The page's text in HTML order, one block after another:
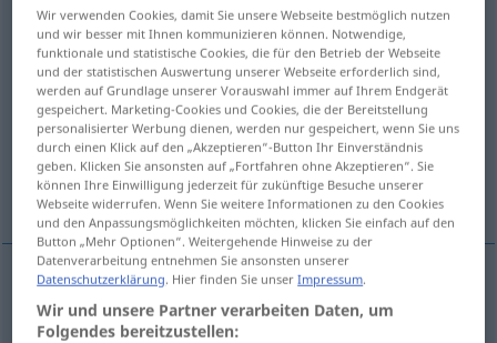
recriminar [rrɛkrimiˈnar]v/t
Übersicht aller Übersetzungen
(Für mehr Details die Übersetzung anklicken/antippen)
jemandem etwas vorwerfen...
jemanden anschuldigen...
Beispiele
recriminar (a/c) aalguien(≈ reprochar)
Wir verwenden Cookies, damit Sie unsere Webseite bestmöglich nutzen
und wir besser mit Ihnen kommunizieren können. Notwendige,
funktionale und statistische Cookies, die für den Betrieb der Webseite
und der statistischen Auswertung unserer Webseite erforderlich sind,
werden auf Grundlage unserer Vorauswahl immer auf Ihrem Endgerät
gespeichert. Marketing-Cookies und Cookies, die der Bereitstellung
personalisierter Werbung dienen, werden nur gespeichert, wenn Sie uns
durch einen Klick auf den „Akzeptieren“-Button Ihr Einverständnis
geben. Klicken Sie ansonsten auf „Fortfahren ohne Akzeptieren“. Sie
können Ihre Einwilligung jederzeit für zukünftige Besuche unserer
Webseite widerrufen. Wenn Sie weitere Informationen zu den Cookies
und den Anpassungsmöglichkeiten möchten, klicken Sie einfach auf den
Button „Mehr Optionen“. Weitergehende Hinweise zu der
Datenverarbeitung entnehmen Sie ansonsten unserer
Datenschutzerklärung. Hier finden Sie unserImpressum.
Wir und unsere Partner verarbeiten Daten, um
Folgendes bereitzustellen: